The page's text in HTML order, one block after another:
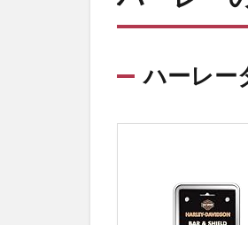
ッド
ビリ
ール
テー
ハーレー